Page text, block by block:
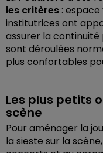
les critères :
institutrices ont
assurer la continuité
sont déroulées
plus confortables
Les plus petits
scène
Pour aménager la
la sieste sur la